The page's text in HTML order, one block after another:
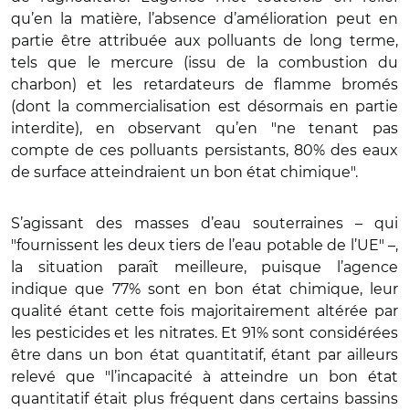
qu’en la matière, l’absence d’amélioration peut en
partie être attribuée aux polluants de long terme,
tels que le mercure (issu de la combustion du
charbon) et les retardateurs de flamme bromés
(dont la commercialisation est désormais en partie
interdite), en observant qu’en "ne tenant pas
compte de ces polluants persistants, 80% des eaux
de surface atteindraient un bon état chimique".
S’agissant des masses d’eau souterraines – qui
"fournissent les deux tiers de l’eau potable de l’UE" –,
la situation paraît meilleure, puisque l’agence
indique que 77% sont en bon état chimique, leur
qualité étant cette fois majoritairement altérée par
les pesticides et les nitrates. Et 91% sont considérées
être dans un bon état quantitatif, étant par ailleurs
relevé que "l’incapacité à atteindre un bon état
quantitatif était plus fréquent dans certains bassins